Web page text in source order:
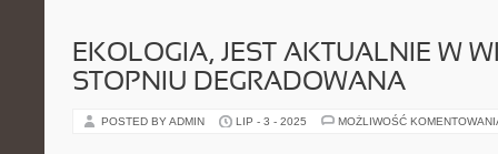
EKOLOGIA, JEST AKTUALNIE W
STOPNIU DEGRADOWANA
POSTED BY ADMIN LIP - 3 - 2025 MOŻLIWOŚĆ